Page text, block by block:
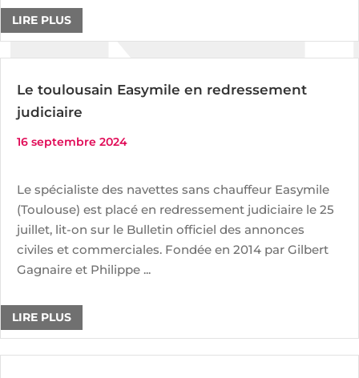
LIRE PLUS
Le toulousain Easymile en redressement
judiciaire
16 septembre 2024
Le spécialiste des navettes sans chauffeur Easymile
(Toulouse) est placé en redressement judiciaire le 25
juillet, lit-on sur le Bulletin officiel des annonces
civiles et commerciales. Fondée en 2014 par Gilbert
Gagnaire et Philippe ...
LIRE PLUS